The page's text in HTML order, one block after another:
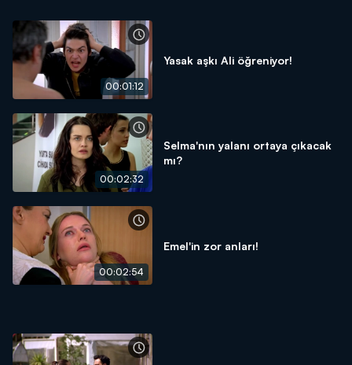
00:01:12
Yasak aşkı Ali öğreniyor!
00:02:32
Selma'nın yalanı ortaya çıkacak
mı?
00:02:54
Emel'in zor anları!